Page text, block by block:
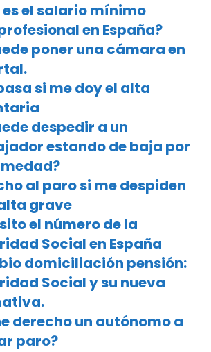
es el salario mínimo
en España?
poner una cámara en
si me doy el alta
despedir a un
estando de baja por
al paro si me despiden
grave
el número de la
Social en España
domiciliación pensión:
Social y su nueva
derecho un autónomo a
paro?